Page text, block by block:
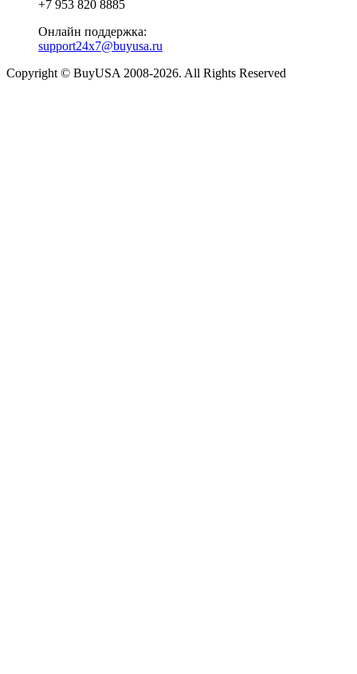
+7 953 820 8885
Онлайн поддержка:
support24x7@buyusa.ru
Copyright © BuyUSA 2008-2026. All Rights Reserved